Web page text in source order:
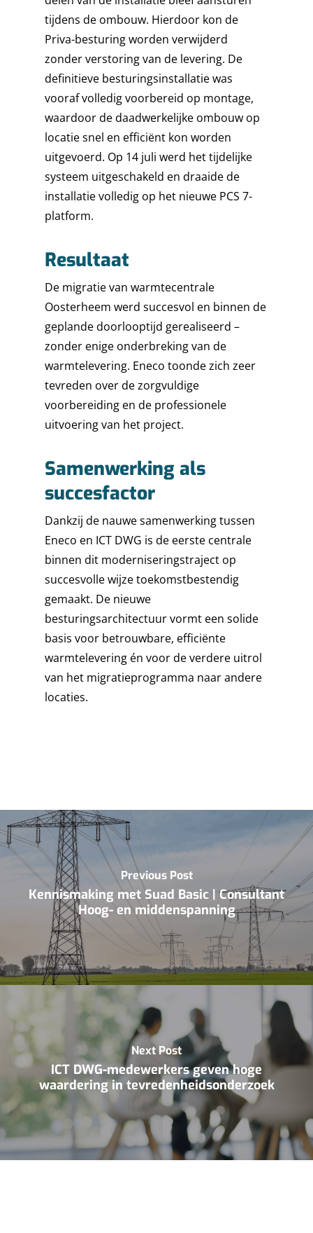
tijdens de ombouw. Hierdoor kon de
Priva-besturing worden verwijderd
zonder verstoring van de levering. De
definitieve besturingsinstallatie was
vooraf volledig voorbereid op montage,
waardoor de daadwerkelijke ombouw op
locatie snel en efficiënt kon worden
uitgevoerd. Op 14 juli werd het tijdelijke
systeem uitgeschakeld en draaide de
installatie volledig op het nieuwe PCS 7-
platform.
Resultaat
De migratie van warmtecentrale
Oosterheem werd succesvol en binnen de
geplande doorlooptijd gerealiseerd –
zonder enige onderbreking van de
warmtelevering. Eneco toonde zich zeer
tevreden over de zorgvuldige
voorbereiding en de professionele
uitvoering van het project.
Samenwerking als
succesfactor
Dankzij de nauwe samenwerking tussen
Eneco en ICT DWG is de eerste centrale
binnen dit moderniseringstraject op
succesvolle wijze toekomstbestendig
gemaakt. De nieuwe
besturingsarchitectuur vormt een solide
basis voor betrouwbare, efficiënte
warmtelevering én voor de verdere uitrol
van het migratieprogramma naar andere
locaties.
Previous Post
Kennismaking met Suad Basic | Consultant
Hoog- en middenspanning
Next Post
ICT DWG-medewerkers geven hoge
waardering in tevredenheidsonderzoek
INSTRUMENTATION
PROCESS
PROJECT
SAFETY
SERVICE &
PARTNER
CONTACT